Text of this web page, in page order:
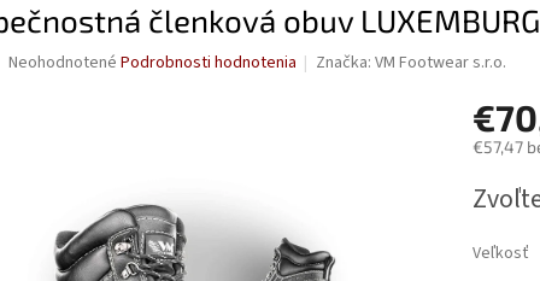
členková obuv
Priemerné
hviezdičiek.
Neohodnotené Podrobnosti hodnotenia Značka:VM Footwear s.r.o.
€57,47
cena:
Veľkosť